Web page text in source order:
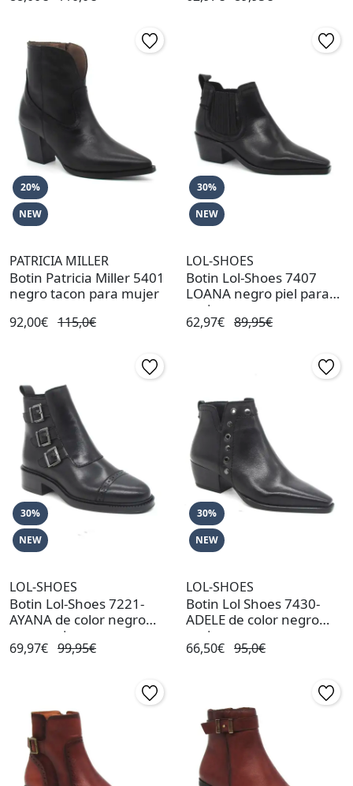
20%
NEW
PATRICIA MILLER
Botin Patricia Miller 5401
negro tacon para mujer
92,00€ 115,0€
30%
NEW
LOL-SHOES
Botin Lol-Shoes 7407
LOANA negro piel para
mujer
62,97€ 89,95€
30%
NEW
LOL-SHOES
Botin Lol-Shoes 7221-
AYANA de color negro
para mujer
69,97€ 99,95€
30%
NEW
LOL-SHOES
Botin Lol Shoes 7430-
ADELE de color negro
mujer
66,50€ 95,0€